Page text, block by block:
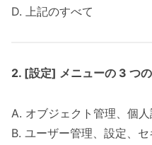
D. 上記のすべて
2. [設定] メニューの 3 つ
A. オブジェクト管理、個
B. ユーザー管理、設定、セ